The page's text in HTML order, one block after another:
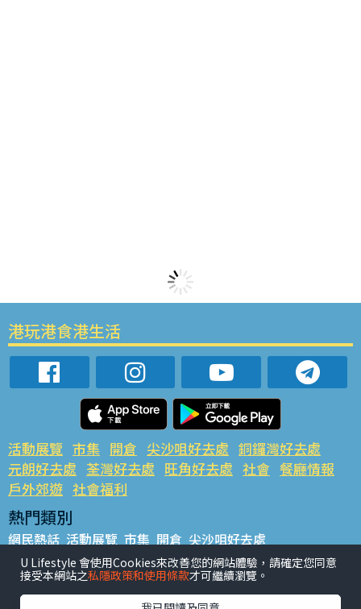
港玩港食港生活
活動展覽 市集 開倉 尖沙咀好去處 銅鑼灣好去處
元朗好去處 荃灣好去處 旺角好去處 社會 餐廳情報
戶外郊遊 社會福利
熱門類別
網民熱話 活動展覽 市集 開倉 尖沙咀好去處
銅鑼灣好去處 元朗好去處 荃灣好去處 旺角好去處 社會
餐廳情報 戶外郊遊
U Lifestyle 會使用Cookies來改善您的網站體驗，請確定您同意
接受本網站之私隱政策和使用條款才可繼續瀏覽。